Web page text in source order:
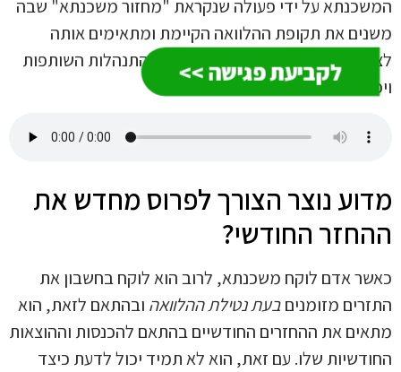
לקביעת פגישה >>
על ידי פעולה שנקראת "מחזור משכנתא" שבה
את תקופת ההלוואה הקיימת ומתאימים אותה
הקיימים של הלווה ובהתאם להתנהלות השותפות
ההחזר.
נוצר הצורך לפרוס מחדש את
החודשי?
אדם לוקח משכנתא, לרוב הוא לוקח בחשבון את
מזומניםבעת נטילת ההלוואהובהתאם לזאת, הוא
את ההחזרים החודשיים בהתאם להכנסות וההוצאות
שלו. עם זאת, הוא לא תמיד יכול לדעת כיצד